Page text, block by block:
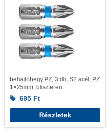
behajtóhegy PZ, 3 db, S2 acél; PZ
1×25mm, bliszteren
695 Ft
Részletek